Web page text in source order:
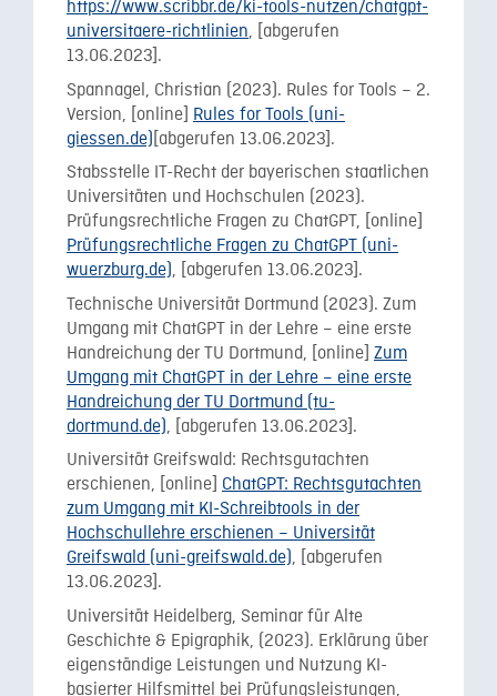
https://www.scribbr.de/ki-tools-nutzen/chatgpt-
universitaere-richtlinien, [abgerufen
13.06.2023].
Spannagel, Christian (2023). Rules for Tools – 2.
Version, [online] Rules for Tools (uni-
giessen.de) [abgerufen 13.06.2023].
Stabsstelle IT-Recht der bayerischen staatlichen
Universitäten und Hochschulen (2023).
Prüfungsrechtliche Fragen zu ChatGPT, [online]
Prüfungsrechtliche Fragen zu ChatGPT (uni-
wuerzburg.de), [abgerufen 13.06.2023].
Technische Universität Dortmund (2023). Zum
Umgang mit ChatGPT in der Lehre – eine erste
Handreichung der TU Dortmund, [online] Zum
Umgang mit ChatGPT in der Lehre – eine erste
Handreichung der TU Dortmund (tu-
dortmund.de), [abgerufen 13.06.2023].
Universität Greifswald: Rechtsgutachten
erschienen, [online] ChatGPT: Rechtsgutachten
zum Umgang mit KI-Schreibtools in der
Hochschullehre erschienen – Universität
Greifswald (uni-greifswald.de), [abgerufen
13.06.2023].
Universität Heidelberg, Seminar für Alte
Geschichte & Epigraphik, (2023). Erklärung über
eigenständige Leistungen und Nutzung KI-
basierter Hilfsmittel bei Prüfungsleistungen,